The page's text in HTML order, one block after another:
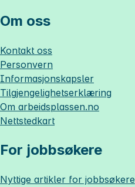
Om oss
Kontakt oss
Personvern
Informasjonskapsler
Tilgjengelighetserklæring
Om arbeidsplassen.no
Nettstedkart
For jobbsøkere
Nyttige artikler for jobbsøkere